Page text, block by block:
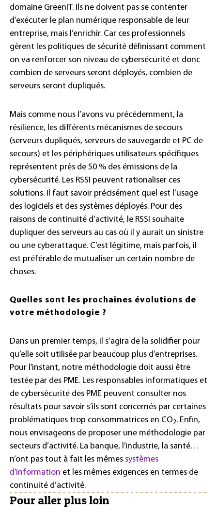
domaine GreenIT. Ils ne doivent pas se contenter
d’exécuter le plan numérique responsable de leur
entreprise, mais l’enrichir. Car ces professionnels
gèrent les politiques de sécurité définissant comment
on va renforcer son niveau de cybersécurité et donc
combien de serveurs seront déployés, combien de
serveurs seront dupliqués.
Mais comme nous l’avons vu précédemment, la
résilience, les différents mécanismes de secours
(serveurs dupliqués, serveurs de sauvegarde et PC de
secours) et les périphériques utilisateurs spécifiques
représentent près de 50 % des émissions de la
cybersécurité. Les RSSI peuvent rationaliser ces
solutions. Il faut savoir précisément quel est l’usage
des logiciels et des systèmes déployés. Pour des
raisons de continuité d’activité, le RSSI souhaite
dupliquer des serveurs au cas où il y aurait un sinistre
ou une cyberattaque. C’est légitime, mais parfois, il
est préférable de mutualiser un certain nombre de
choses.
Quelles sont les prochaines évolutions de
votre méthodologie ?
Dans un premier temps, il s’agira de la solidifier pour
qu’elle soit utilisée par beaucoup plus d’entreprises.
Pour l’instant, notre méthodologie doit aussi être
testée par des PME. Les responsables informatiques et
de cybersécurité des PME peuvent consulter nos
résultats pour savoir s’ils sont concernés par certaines
problématiques trop consommatrices en CO2. Enfin,
nous envisageons de proposer une méthodologie par
secteurs d’activité. La banque, l’industrie, la santé…
n’ont pas tout à fait les mêmes systèmes
d’information et les mêmes exigences en termes de
continuité d’activité.
Pour aller plus loin